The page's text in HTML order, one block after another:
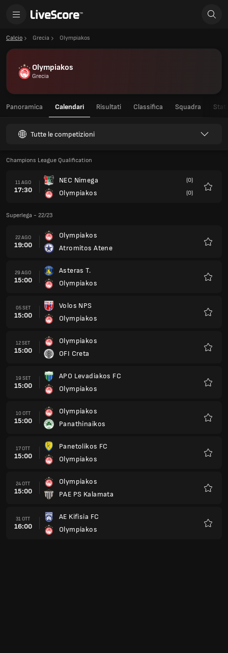
Calcio Grecia Olympiakos
Olympiakos
Grecia
Panoramica Calendari Risultati Classifica Squadra
Tutte le competizioni
Champions League Qualification
11 AGO
17:30
NEC Nimega
Olympiakos
(0)
(0)
Superlega - 22/23
22 AGO
19:00
Olympiakos
Atromitos Atene
29 AGO
15:00
Asteras T.
Olympiakos
05 SET
15:00
Volos NPS
Olympiakos
12 SET
15:00
Olympiakos
OFI Creta
19 SET
15:00
APO Levadiakos FC
Olympiakos
10 OTT
15:00
Olympiakos
Panathinaikos
17 OTT
15:00
Panetolikos FC
Olympiakos
24 OTT
15:00
Olympiakos
PAE PS Kalamata
31 OTT
16:00
AE Kifisia FC
Olympiakos